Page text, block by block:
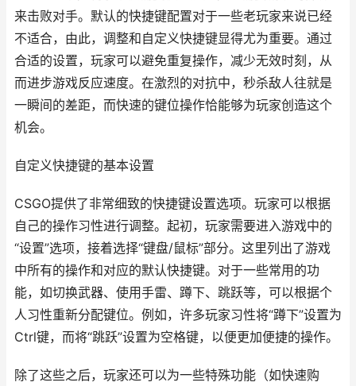
来击败对手。默认的快捷键配置对于一些老玩家来说已经
不适合，由此，调整和自定义快捷键显得尤为重要。通过
合适的设置，玩家可以避免重复操作，减少无效时刻，从
而进步游戏反应速度。在激烈的对抗中，秒杀敌人往就是
一瞬间的差距，而快速的键位操作恰能够为玩家创造这个
机会。
自定义快捷键的基本设置
CSGO提供了非常细致的快捷键设置选项。玩家可以根据
自己的操作习性进行调整。起初，玩家需要进入游戏中的
“设置”选项，接着选择“键盘/鼠标”部分。这里列出了游戏
中所有的操作和对应的默认快捷键。对于一些常用的功
能，如切换武器、使用手雷、蹲下、跳跃等，可以根据个
人习性重新分配键位。例如，许多玩家习性将“蹲下”设置为
Ctrl键，而将“跳跃”设置为空格键，以便更加便捷的操作。
除了这些之后，玩家还可以为一些特殊功能（如快速购